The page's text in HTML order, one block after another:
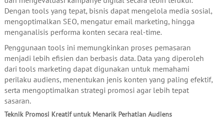
Dengan tools yang tepat, bisnis dapat mengelola media sosial,
mengoptimalkan SEO, mengatur email marketing, hingga
menganalisis performa konten secara real-time.
Penggunaan tools ini memungkinkan proses pemasaran
menjadi lebih efisien dan berbasis data. Data yang diperoleh
dari tools marketing dapat digunakan untuk memahami
perilaku audiens, menentukan jenis konten yang paling efektif,
serta mengoptimalkan strategi promosi agar lebih tepat
sasaran.
Teknik Promosi Kreatif untuk Menarik Perhatian Audiens